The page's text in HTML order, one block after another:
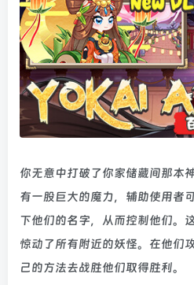
你无意中打破了你家储藏间那本
有一股巨大的魔力，辅助使用者
下他们的名字，从而控制他们。
惊动了所有附近的妖怪。在他们
己的方法去战胜他们取得胜利。